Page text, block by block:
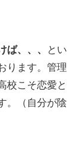
、、、
とい
ります。管理
校こそ恋愛と
。（自分が陰